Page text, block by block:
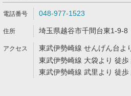
048-977-1523
埼玉県越谷市千間台東1-9-8
東武伊勢崎線 せんげん台よ
東武伊勢崎線 大袋より 徒歩
東武伊勢崎線 武里より 徒歩